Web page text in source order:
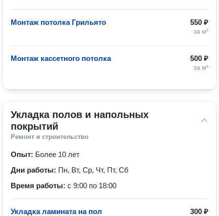
550 ₽
за м²
Монтаж потолка Грильято
500 ₽
за м²
Монтаж кассетного потолка
Укладка полов и напольных
покрытий
Ремонт и строительство
Опыт: Более 10 лет
Дни работы: Пн, Вт, Ср, Чт, Пт, Сб
Время работы: с 9:00 по 18:00
300 ₽
Укладка ламината на пол